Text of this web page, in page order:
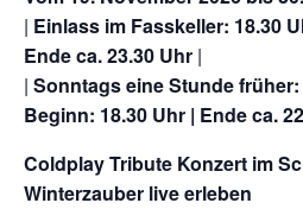
| Einlass im Fasskeller: 18.30
Ende ca. 23.30 Uhr |
| Sonntags eine Stunde früher:
Beginn: 18.30 Uhr | Ende ca.
Coldplay Tribute Konzert im
Winterzauber live erleben